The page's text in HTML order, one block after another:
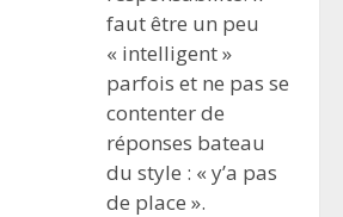
faut être un peu
« intelligent »
parfois et ne pas se
contenter de
réponses bateau
du style : « y’a pas
de place ».